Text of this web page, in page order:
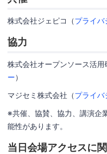
株式会社ジェピコ（プライバ
協力
株式会社オープンソース活用
ー）
マジセミ株式会社（プライバ
※共催、協賛、協力、講演企
能性があります。
当日会場アクセスに